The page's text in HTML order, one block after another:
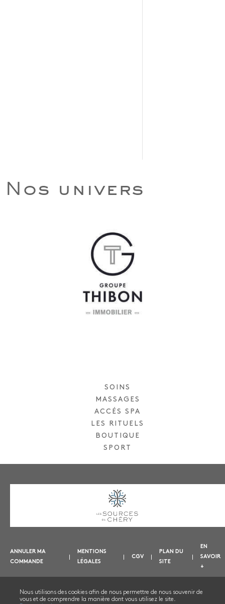
Nous utilisons des cookies afin de nous permettre de nous souvenir de
vous et de comprendre la manière dont vous utilisez le site.
Nos univers
SOINS
MASSAGES
ACCÉS SPA
LES RITUELS
BOUTIQUE
SPORT
ANNULER MA
COMMANDE
MENTIONS
LÉGALES
CGV
PLAN DU
SITE
EN
SAVOIR
+
NOUS CONTACTER